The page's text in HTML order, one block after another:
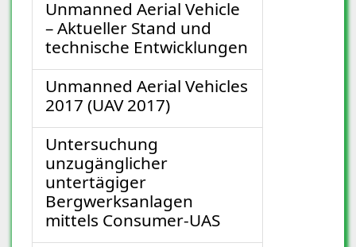
Unmanned Aerial Vehicle
– Aktueller Stand und
technische Entwicklungen
Unmanned Aerial Vehicles
2017 (UAV 2017)
Untersuchung
unzugänglicher
untertägiger
Bergwerksanlagen
mittels Consumer-UAS